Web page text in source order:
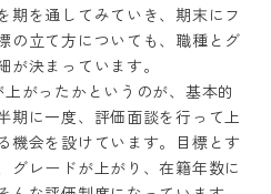
期を通してみていき、期末にフ
の立て方についても、職種とグ
が決まっています。
がったかというのが、基本的
期に一度、評価面談を行って上
機会を設けています。目標とす
グレードが上がり、在籍年数に